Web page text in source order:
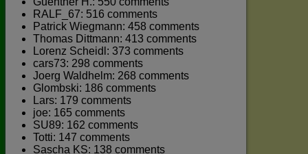
RALF_67: 516 comments
Patrick Wiegmann: 458 comments
Thomas Dittmann: 413 comments
Lorenz Scheidl: 373 comments
cars73: 298 comments
Joerg Waldhelm: 268 comments
Glombski: 186 comments
Lars: 179 comments
joe: 165 comments
SU89: 162 comments
Totti: 147 comments
Sascha KS: 138 comments